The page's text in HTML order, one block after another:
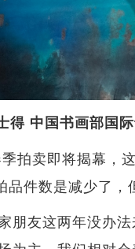
得 中国书画部国
拍卖即将揭幕，
品件数是减少了
朋友这两年没办